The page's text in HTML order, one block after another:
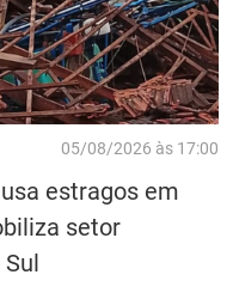
05/08/2026 às 17:00
estragos em
setor